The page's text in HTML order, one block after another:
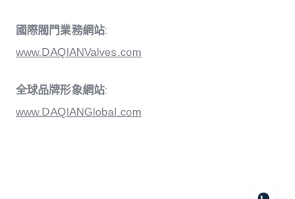
國際閥門業務網站:
www.DAQIANValves.com
全球品牌形象網站:
www.DAQIANGlobal.com